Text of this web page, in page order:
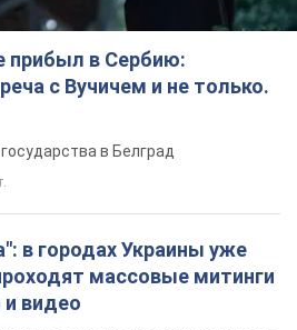
прибыл в Сербию:
с Вучичем и не только.
в Белград
в городах Украины уже
массовые митинги
видео